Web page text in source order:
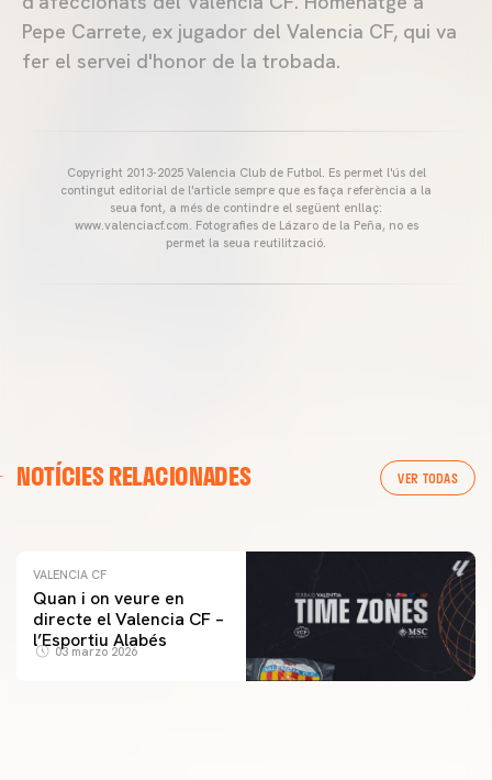
Pepe Carrete, ex jugador del Valencia CF, qui va
fer el servei d'honor de la trobada.
Copyright 2013-2025 Valencia Club de Futbol. Es permet l'ús del
contingut editorial de l'article sempre que es faça referència a la
seua font, a més de contindre el següent enllaç:
www.valenciacf.com. Fotografies de Lázaro de la Peña, no es
permet la seua reutilització.
NOTÍCIES RELACIONADES VER TODAS
ENTRENAMENT DEL VALENCIA CF 04/03/26
VALENCIA CF
Quan i on veure en
directe el Valencia CF –
l’Esportiu Alabés
03 marzo 2026